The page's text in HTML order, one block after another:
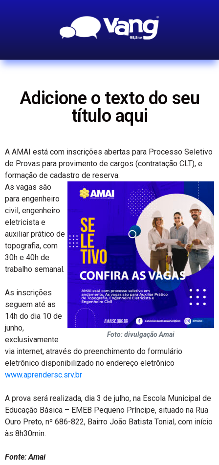
Adicione o texto do seu
título aqui
A AMAI está com inscrições abertas para Processo Seletivo
de Provas para provimento de cargos (contratação CLT), e
formação de cadastro de reserva.
Foto: divulgação Amai
As vagas são
para engenheiro
civil, engenheiro
eletricista e
auxiliar prático de
topografia, com
30h e 40h de
trabalho semanal.
As inscrições
seguem até as
14h do dia 10 de
junho,
exclusivamente
via internet, através do preenchimento do formulário
eletrônico disponibilizado no endereço eletrônico
www.aprendersc.srv.br
A prova será realizada, dia 3 de julho, na Escola Municipal de
Educação Básica – EMEB Pequeno Príncipe, situado na Rua
Ouro Preto, nº 686-822, Bairro João Batista Tonial, com início
às 8h30min.
Fonte: Amai